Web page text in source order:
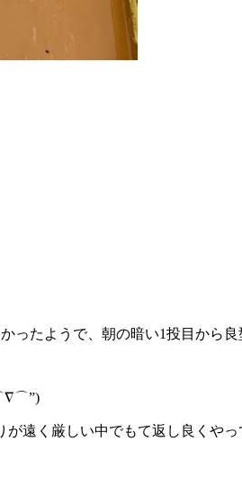
ったようで、朝の暗い1投目から
遠く厳しい中でもて返し良くや